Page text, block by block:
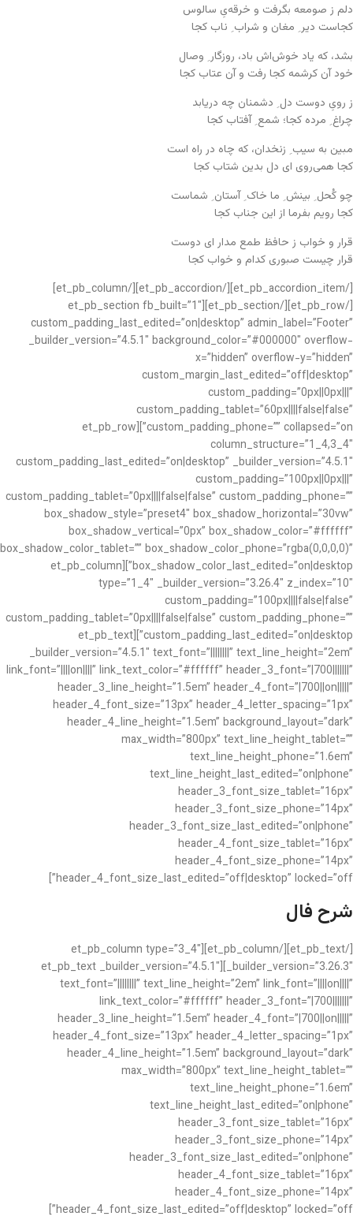
دلم ز صومعه بگرفت و خرقه‌یِ سالوس
کجاست دیر ِ مغان و شراب ِ ناب کجا
بشد، که یاد خوش‌اش باد، روزگار ِ وصال
خود آن کرشمه کجا رفت و آن عتاب کجا
ز رویِ دوست دل ِ دشمنان چه دریابد
چراغ ِ مرده کجا؛ شمع ِ آفتاب کجا
مبین به سیب ِ زنخدان، که چاه در راه است
کجا همی‌روی ای دل بدین شتاب کجا
چو کُحل ِ بینش ِ ما خاک ِ آستان ِ شماست
کجا رویم بفرما از این جناب کجا
قرار و خواب ز حافظ طمع مدار ای دوست
قرار چیست صبوری کدام و خواب کجا
[/et_pb_accordion_item][/et_pb_accordion][/et_pb_column]
[/et_pb_row][/et_pb_section][et_pb_section fb_built=”1″
custom_padding_last_edited=”on|desktop” admin_label=”Footer”
_builder_version=”4.5.1″ background_color=”#000000″ overflow-
x=”hidden” overflow-y=”hidden”
custom_margin_last_edited=”off|desktop”
custom_padding=”0px||0px|||”
custom_padding_tablet=”60px||||false|false”
custom_padding_phone=”” collapsed=”on”][et_pb_row
column_structure=”1_4,3_4″
custom_padding_last_edited=”on|desktop” _builder_version=”4.5.1″
custom_padding=”100px||0px|||”
custom_padding_tablet=”0px||||false|false” custom_padding_phone=””
box_shadow_style=”preset4″ box_shadow_horizontal=”30vw”
box_shadow_vertical=”0px” box_shadow_color=”#ffffff”
box_shadow_color_tablet=”” box_shadow_color_phone=”rgba(0,0,0,0)”
box_shadow_color_last_edited=”on|desktop”][et_pb_column
type=”1_4″ _builder_version=”3.26.4″ z_index=”10″
custom_padding=”100px||||false|false”
custom_padding_tablet=”0px||||false|false” custom_padding_phone=””
custom_padding_last_edited=”on|desktop”][et_pb_text
_builder_version=”4.5.1″ text_font=”||||||||” text_line_height=”2em”
link_font=”||||on||||” link_text_color=”#ffffff” header_3_font=”|700|||||||”
header_3_line_height=”1.5em” header_4_font=”|700||on|||||”
header_4_font_size=”13px” header_4_letter_spacing=”1px”
header_4_line_height=”1.5em” background_layout=”dark”
max_width=”800px” text_line_height_tablet=””
text_line_height_phone=”1.6em”
text_line_height_last_edited=”on|phone”
header_3_font_size_tablet=”16px”
header_3_font_size_phone=”14px”
header_3_font_size_last_edited=”on|phone”
header_4_font_size_tablet=”16px”
header_4_font_size_phone=”14px”
header_4_font_size_last_edited=”off|desktop” locked=”off”]
شرح فال
[/et_pb_text][/et_pb_column][et_pb_column type=”3_4″
_builder_version=”3.26.3″][et_pb_text _builder_version=”4.5.1″
text_font=”||||||||” text_line_height=”2em” link_font=”||||on||||”
link_text_color=”#ffffff” header_3_font=”|700|||||||”
header_3_line_height=”1.5em” header_4_font=”|700||on|||||”
header_4_font_size=”13px” header_4_letter_spacing=”1px”
header_4_line_height=”1.5em” background_layout=”dark”
max_width=”800px” text_line_height_tablet=””
text_line_height_phone=”1.6em”
text_line_height_last_edited=”on|phone”
header_3_font_size_tablet=”16px”
header_3_font_size_phone=”14px”
header_3_font_size_last_edited=”on|phone”
header_4_font_size_tablet=”16px”
header_4_font_size_phone=”14px”
header_4_font_size_last_edited=”off|desktop” locked=”off”]